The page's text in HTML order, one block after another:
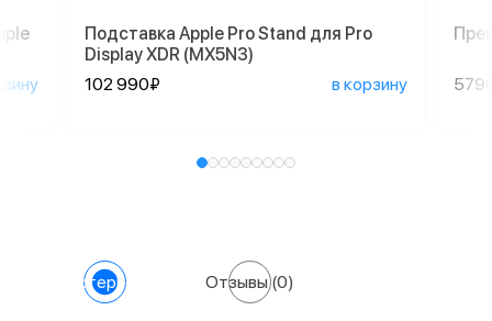
Подставка Apple Pro Stand для Pro
Display XDR (MX5N3)
102 990₽
в корзину
Характеристики Отзывы(0)